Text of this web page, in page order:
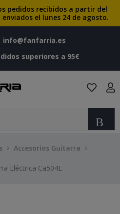
pedidos recibidos a partir del
el lunes 24 de agosto.
info@fanfarria.es
superiores a 95€
Accesorios Guitarra
Eléctrica Ca504E